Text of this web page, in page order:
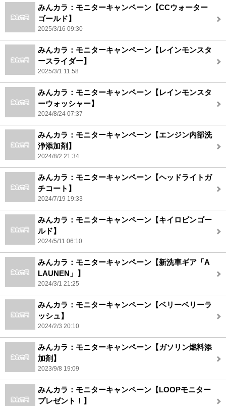
みんカラ：モニターキャンペーン【CCウォーター
ゴールド】
2025/3/16 09:30
みんカラ：モニターキャンペーン【レインモンスタ
ースライダー】
2025/3/1 11:58
みんカラ：モニターキャンペーン【レインモンスタ
ーウォッシャー】
2024/8/24 07:37
みんカラ：モニターキャンペーン【エンジン内部洗
浄添加剤】
2024/8/2 21:34
みんカラ：モニターキャンペーン【ヘッドライトガ
チコート】
2024/7/19 19:33
みんカラ：モニターキャンペーン【キイロビンゴー
ルド】
2024/5/11 06:10
みんカラ：モニターキャンペーン【新洗車ギア「A
LAUNEN」】
2024/3/1 21:25
みんカラ：モニターキャンペーン【ベリーベリーラ
ッシュ】
2024/2/3 20:10
みんカラ：モニターキャンペーン【ガソリン燃料添
加剤】
2023/9/8 19:09
みんカラ：モニターキャンペーン【LOOPモニター
プレゼント！】